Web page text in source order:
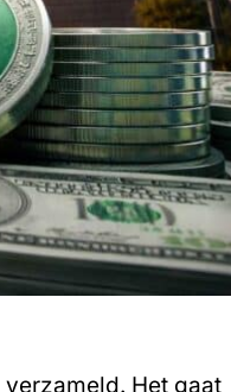
verzameld. Het gaat